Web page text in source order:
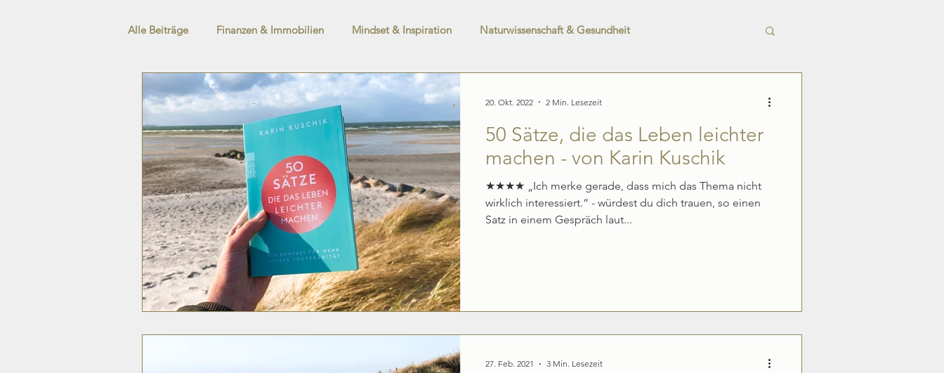
Alle Beiträge Finanzen & Immobilien Mindset & Inspiration Naturwissenschaft & Gesundheit
Psychologie & Kommunikation Produktivität & Erfolg Weltgeschehen & Biografien
50 Sätze, die das Leben leichter
machen - von Karin Kuschik
★★★★ „Ich merke gerade, dass mich das Thema nicht
wirklich interessiert.“ - würdest du dich trauen, so einen
Satz in einem Gespräch laut...
20. Okt. 2022 2 Min. Lesezeit
27. Feb. 2021 3 Min. Lesezeit